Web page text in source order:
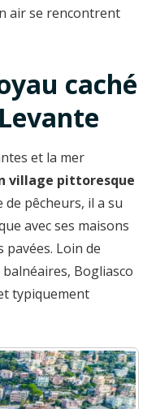
air se rencontrent
caché
et la mer
village pittoresque
de pêcheurs, il a su
avec ses maisons
pavées. Loin de
Bogliasco
typiquement